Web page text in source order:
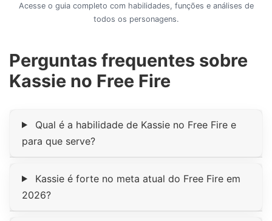
Acesse o guia completo com habilidades, funções e análises de
todos os personagens.
Perguntas frequentes sobre
Kassie no Free Fire
Qual é a habilidade de Kassie no Free Fire e
para que serve?
Kassie é forte no meta atual do Free Fire em
2026?